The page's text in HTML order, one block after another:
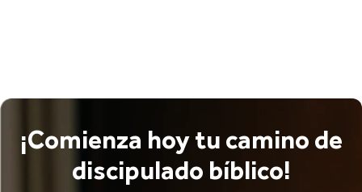
¡Comienza hoy tu camino de
discipulado bíblico!